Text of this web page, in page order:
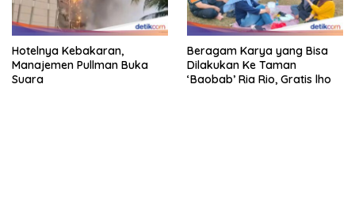
Hotelnya Kebakaran,
Manajemen Pullman Buka
Suara
Beragam Karya yang Bisa
Dilakukan Ke Taman
‘Baobab’ Ria Rio, Gratis lho